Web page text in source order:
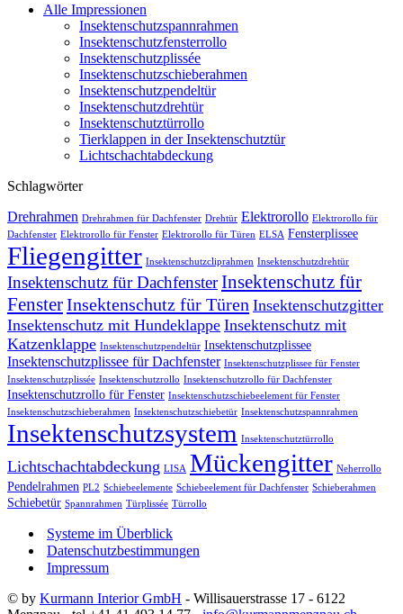
Alle Impressionen
Insektenschutzspannrahmen
Insektenschutzfensterrollo
Insektenschutzplissée
Insektenschutzschieberahmen
Insektenschutzpendeltür
Insektenschutzdrehtür
Insektenschutztürrollo
Tierklappen in der Insektenschutztür
Lichtschachtabdeckung
Schlagwörter
Drehrahmen Drehrahmen für Dachfenster Drehtür Elektrorollo Elektrorollo für
Dachfenster Elektrorollo für Fenster Elektrorollo für Türen ELSA Fensterplissee
Fliegengitter Insektenschutzcliprahmen Insektenschutzdrehtür
Insektenschutz für DachfensterInsektenschutz für
FensterInsektenschutz für Türen Insektenschutzgitter
Insektenschutz mit Hundeklappe Insektenschutz mit
Katzenklappe Insektenschutzpendeltür Insektenschutzplissee
Insektenschutzplissee für Dachfenster Insektenschutzplissee für Fenster
Insektenschutzplissée Insektenschutzrollo Insektenschutzrollo für Dachfenster
Insektenschutzrollo für Fenster Insektenschutzschiebeelement für Fenster
Insektenschutzschieberahmen Insektenschutzschiebetür Insektenschutzspannrahmen
Insektenschutzsystem Insektenschutztürrollo
Lichtschachtabdeckung LISA Mückengitter Neherrollo
Pendelrahmen PL2 Schiebeelemente Schiebeelement für Dachfenster Schieberahmen
Schiebetür Spannrahmen Türplissée Türrollo
Systeme im Überblick
Datenschutzbestimmungen
Impressum
© by Kurmann Interior GmbH - Willisauerstrasse 17 - 6122